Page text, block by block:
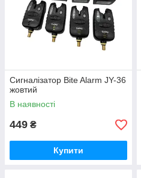
Сигналiзатор Bite Alarm JY-36
жовтий
В наявності
449 ₴
Купити